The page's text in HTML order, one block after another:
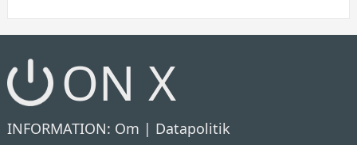
ON X
INFORMATION: Om | Datapolitik